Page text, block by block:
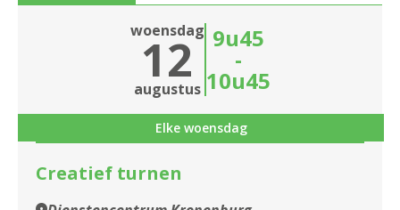
woensdag
12
augustus
9u45
-
10u45
Elke woensdag
Creatief turnen